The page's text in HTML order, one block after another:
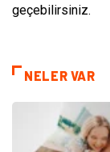
geçebilirsiniz.
NELER VAR